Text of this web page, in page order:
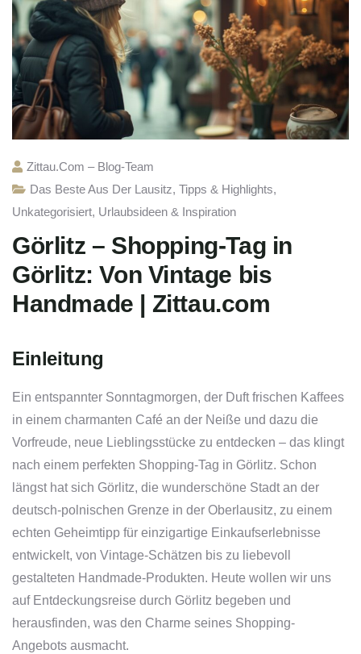
Zittau.com – Blog-Team
Das Beste Aus Der Lausitz, Tipps & Highlights,
Unkategorisiert, Urlaubsideen & Inspiration
Görlitz – Shopping-Tag in
Görlitz: Von Vintage bis
Handmade | Zittau.com
Einleitung
Ein entspannter Sonntagmorgen, der Duft frischen Kaffees
in einem charmanten Café an der Neiße und dazu die
Vorfreude, neue Lieblingsstücke zu entdecken – das klingt
nach einem perfekten Shopping-Tag in Görlitz. Schon
längst hat sich Görlitz, die wunderschöne Stadt an der
deutsch-polnischen Grenze in der Oberlausitz, zu einem
echten Geheimtipp für einzigartige Einkaufserlebnisse
entwickelt, von Vintage-Schätzen bis zu liebevoll
gestalteten Handmade-Produkten. Heute wollen wir uns
auf Entdeckungsreise durch Görlitz begeben und
herausfinden, was den Charme seines Shopping-
Angebots ausmacht.